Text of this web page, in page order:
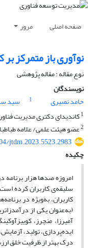
صفحه اصلی مرور
نوآوری باز متمرکز
نوع مقاله : مقاله پژوهشی
نویسندگان
حامد نصیری
1 سید
1کاندیدای دکتری مدیریت
2عضو هیئت علمی/ علامه
jtdm.2023.5523.2983
چکیده
امروزه صدها هزار
سلیقه‌ی کاربران کرده
کاربران، به‌ویژه در
(به‌عنوان یکی از
آمیرزا، منچرز،
ایده‌پردازی، تولید،
درک بهتر از ظرفیت‌ خلق